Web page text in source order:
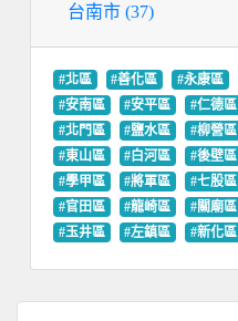
台南市 (37)
#北區 #善化區 #永康區
#安南區
#安平區 #仁德區
#北門區
#鹽水區 #柳營區
#東山區
#白河區 #後壁區
#學甲區
#將軍區 #七股區
#官田區
#龍崎區 #關廟區
#玉井區
#左鎮區 #新化區